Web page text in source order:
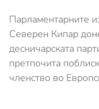
Парламентарните
Северен Кипар
десничарската
претпочита
членство во